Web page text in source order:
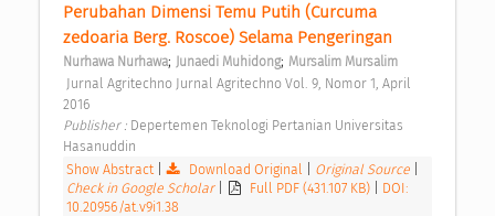
Perubahan Dimensi Temu Putih (Curcuma
zedoaria Berg. Roscoe) Selama Pengeringan
Nurhawa Nurhawa; Junaedi Muhidong; Mursalim Mursalim
2016
Publisher : Depertemen Teknologi Pertanian Universitas
Hasanuddin
Show Abstract
Download Original Original Source
Check in Google Scholar
Full PDF (431.107 KB)
DOI:
10.20956/at.v9i1.38